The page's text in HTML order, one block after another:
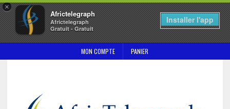
×
Africtelegraph
Africtelegraph
Gratuit - Gratuit
Installer l'app
MON COMPTE PANIER